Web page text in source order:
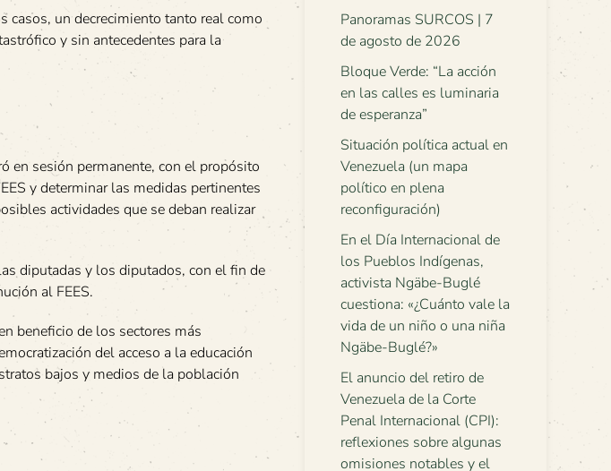
casos, un decrecimiento tanto real como
y sin antecedentes para la
en sesión permanente, con el propósito
y determinar las medidas pertinentes
actividades que se deban realizar
diputadas y los diputados, con el fin de
al FEES.
beneficio de los sectores más
del acceso a la educación
bajos y medios de la población
Panoramas SURCOS | 7
de agosto de 2026
Bloque Verde: “La acción
en las calles es luminaria
de esperanza”
Situación política actual en
Venezuela (un mapa
político en plena
reconfiguración)
En el Día Internacional de
los Pueblos Indígenas,
activista Ngäbe-Buglé
cuestiona: «¿Cuánto vale la
vida de un niño o una niña
Ngäbe-Buglé?»
El anuncio del retiro de
Venezuela de la Corte
Penal Internacional (CPI):
reflexiones sobre algunas
omisiones notables y el